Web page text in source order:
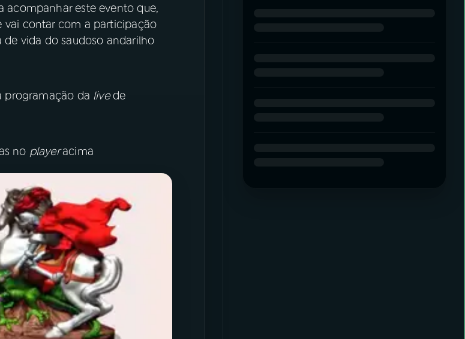
acompanhar este evento que,
vai contar com a participação
de vida do saudoso andarilho
programação da livede
no playeracima